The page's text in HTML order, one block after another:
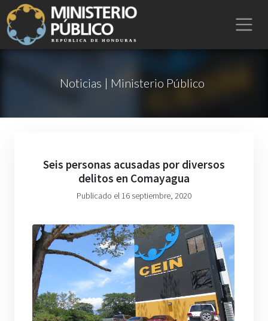
Noticias | Ministerio Público
Seis personas acusadas por diversos
delitos en Comayagua
Publicado el 16 septiembre, 2020